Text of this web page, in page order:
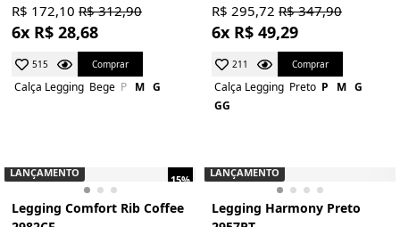
R$ 172,10 R$ 312,90
6x R$ 28,68
515 Comprar
Calça Legging Bege P M G
R$ 295,72 R$ 347,90
6x R$ 49,29
211 Comprar
Calça Legging Preto P M G
GG
15%
LANÇAMENTO
Legging Comfort Rib Coffee
LANÇAMENTO
Legging Harmony Preto